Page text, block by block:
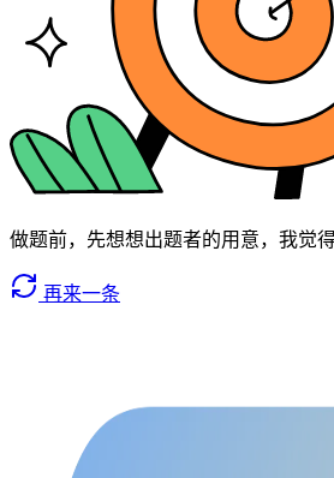
做题前，先想想出题者的用意，我觉得
再来一条